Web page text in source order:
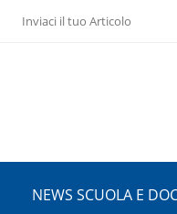
Inviaci il tuo Articolo
NEWS SCUOLA E